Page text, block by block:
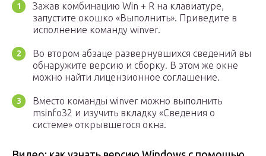
Зажав комбинацию Win + R на клавиатуре,
запустите окошко «Выполнить». Приведите в
исполнение команду winver.
Во втором абзаце развернувшихся сведений вы
обнаружите версию и сборку. В этом же окне
можно найти лицензионное соглашение.
Вместо команды winver можно выполнить
msinfo32 и изучить вкладку «Сведения о
системе» открывшегося окна.